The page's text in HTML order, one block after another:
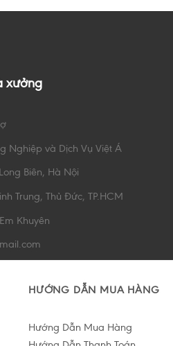
xưởng
Nghiệp và Dịch Vụ Việt Á
Biên, Hà Nội
Trung, Thủ Đức, TP.HCM
Khuyên
HƯỚNG DẪN MUA HÀNG
Hướng Dẫn Mua Hàng